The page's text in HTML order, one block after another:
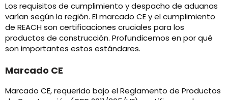
Los requisitos de cumplimiento y despacho de aduanas
varían según la región. El marcado CE y el cumplimiento
de REACH son certificaciones cruciales para los
productos de construcción. Profundicemos en por qué
son importantes estos estándares.
Marcado CE
Marcado CE, requerido bajo el Reglamento de Productos